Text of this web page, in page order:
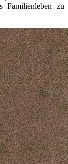
Familienleben zu